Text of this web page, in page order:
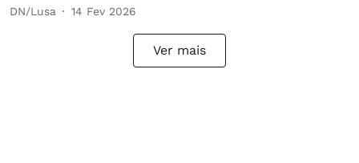
DN/Lusa 14 Fev 2026
Ver mais